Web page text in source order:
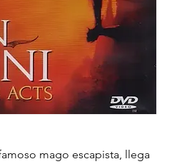
mago escapista, llega